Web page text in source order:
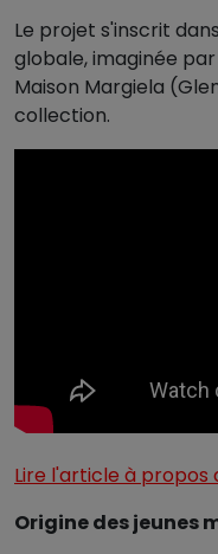
Le projet s'inscrit
globale, imaginée
Maison Margiela
collection.
Lire l'article à propos
Origine des jeunes